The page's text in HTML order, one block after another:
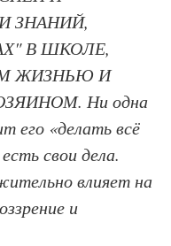
ЗНАНИЙ,
В ШКОЛЕ,
ЖИЗНЬЮ И
Ни одна
его «делать всё
свои дела.
влияет на
и